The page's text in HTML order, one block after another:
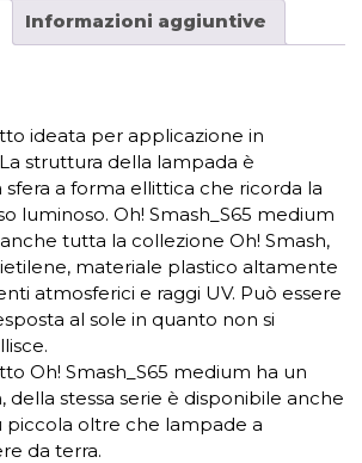
Informazioni aggiuntive
ideata per applicazione in
struttura della lampada è
a forma ellittica che ricorda la
luminoso. Oh! Smash_S65 medium
tutta la collezione Oh! Smash,
materiale plastico altamente
atmosferici e raggi UV. Può essere
al sole in quanto non si
Oh! Smash_S65 medium ha un
della stessa serie è disponibile anche
piccola oltre che lampade a
da terra.